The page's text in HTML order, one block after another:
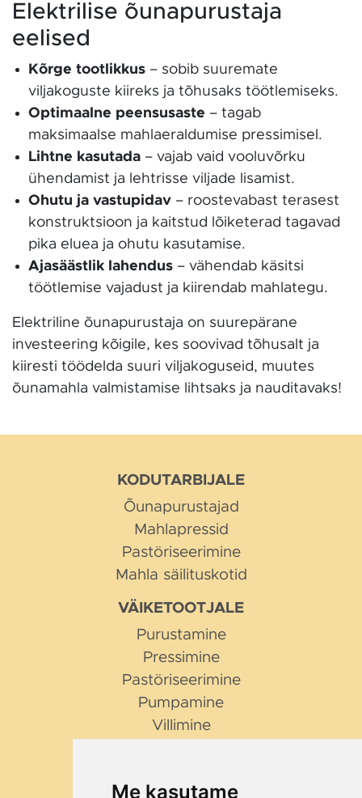
Me kasutame
Elektrilise õunapurustaja
eelised
Kõrge tootlikkus – sobib suuremate
viljakoguste kiireks ja tõhusaks töötlemiseks.
Optimaalne peensusaste – tagab
maksimaalse mahlaeraldumise pressimisel.
Lihtne kasutada – vajab vaid vooluvõrku
ühendamist ja lehtrisse viljade lisamist.
Ohutu ja vastupidav – roostevabast terasest
konstruktsioon ja kaitstud lõiketerad tagavad
pika eluea ja ohutu kasutamise.
Ajasäästlik lahendus – vähendab käsitsi
töötlemise vajadust ja kiirendab mahlategu.
Elektriline õunapurustaja on suurepärane
investeering kõigile, kes soovivad tõhusalt ja
kiiresti töödelda suuri viljakoguseid, muutes
õunamahla valmistamise lihtsaks ja nauditavaks!
KODUTARBIJALE
Õunapurustajad
Mahlapressid
Pastöriseerimine
Mahla säilituskotid
VÄIKETOOTJALE
Purustamine
Pressimine
Pastöriseerimine
Pumpamine
Villimine
Millist purustajat valida?